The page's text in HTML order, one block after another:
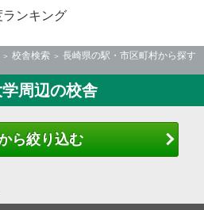
ンキング
校舎検索
長崎県の駅・市区町村から探す
周辺の校舎
ら絞り込む